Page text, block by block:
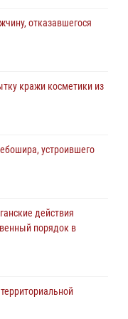
по
избирательных
не оплатившего счет в
прошло пожарно-
отказавшегося
кражи косметики из
устроившего
действия
порядок в